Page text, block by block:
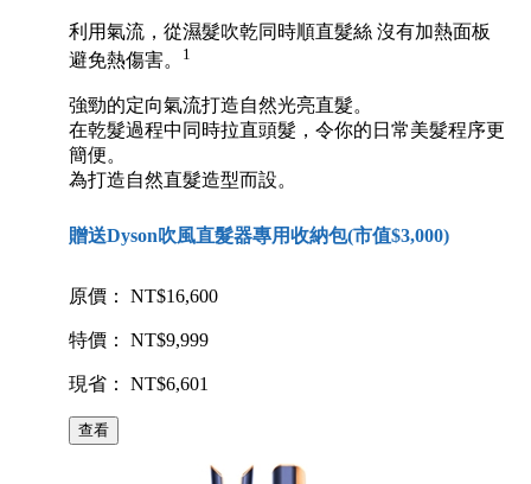
利用氣流，從濕髮吹乾同時順直髮絲 沒有加熱面板
避免熱傷害。
1
強勁的定向氣流打造自然光亮直髮。
在乾髮過程中同時拉直頭髮，令你的日常美髮程序更
簡便。
為打造自然直髮造型而設。
贈送Dyson吹風直髮器專用收納包(市值$3,000)
原價： NT$16,600
特價： NT$9,999
現省： NT$6,601
查看